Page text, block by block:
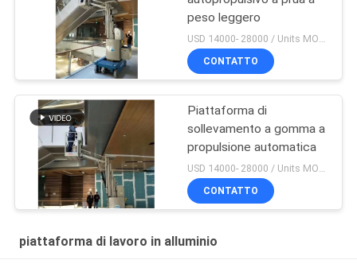
peso leggero
USD 14000- 28000 / Units MOQ:1 UNITÀ
CONTATTO
Piattaforma di
sollevamento a gomma a
propulsione automatica
USD 14000- 28000 / Units MOQ:1 UNITÀ
CONTATTO
piattaforma di lavoro in alluminio